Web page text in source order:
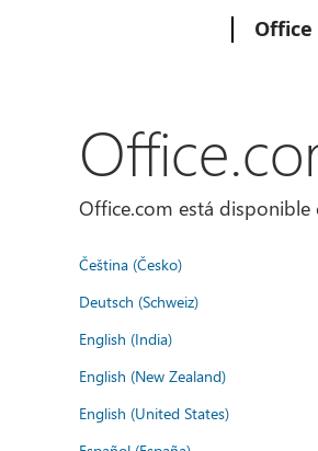
Office
Office.com está disponible
Čeština (Česko)
Deutsch (Schweiz)
English (India)
English (New Zealand)
English (United States)